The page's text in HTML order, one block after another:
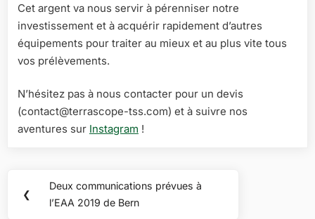
Cet argent va nous servir à pérenniser notre
investissement et à acquérir rapidement d’autres
équipements pour traiter au mieux et au plus vite tous
vos prélèvements.
N’hésitez pas à nous contacter pour un devis
(contact@terrascope-tss.com) et à suivre nos
aventures sur Instagram !
Navigation
de
❮
Previous
Post:
Deux communications prévues à
l’EAA 2019 de Bern